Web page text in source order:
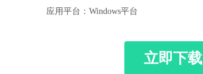
应用平台：Windows平台
立即下载